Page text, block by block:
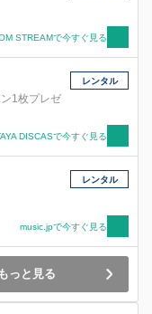
STREAMで今すぐ見る
1枚プレゼ
レンタル
DISCASで今すぐ見る
レンタル
music.jpで今すぐ見る
っと見る